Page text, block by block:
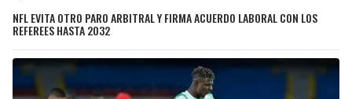
NFL EVITA OTRO PARO ARBITRAL Y FIRMA ACUERDO LABORAL CON LOS
REFEREES HASTA 2032